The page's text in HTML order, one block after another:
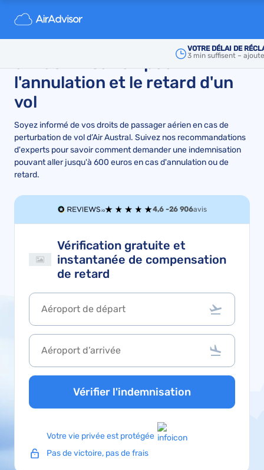
VOTRE DÉLAI DE
3 min suffisent –
Air Austral :
remboursement ou
d’indemnisation pour
l'annulation et le retard d'un
vol
Soyez informé de vos droits de passager aérien en cas de
perturbation de vol d’Air Austral. Suivez nos recommandations
d'experts pour savoir comment demander une indemnisation
pouvant aller jusqu'à 600 euros en cas d'annulation ou de
retard.
4,6 -26 906avis
Vérification gratuite et
instantanée de compensation
de retard
Vérifier l'indemnisation
Votre vie privée est protégée
Pas de victoire, pas de frais